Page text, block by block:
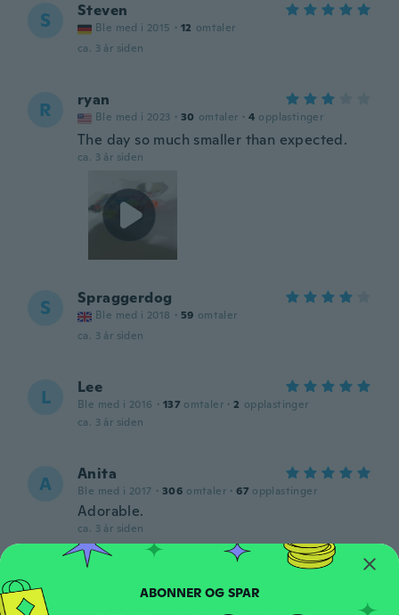
S Steven
Ble med i 2015 · 12 omtaler
ca. 3 år siden
R ryan
Ble med i 2023 · 30 omtaler · 4 opplastinger
The day so much smaller than expected.
ca. 3 år siden
S Spraggerdog
Ble med i 2018 · 59 omtaler
ca. 3 år siden
L Lee
Ble med i 2016 · 137 omtaler · 2 opplastinger
ca. 3 år siden
A Anita
Ble med i 2017 · 306 omtaler · 67 opplastinger
Adorable.
ca. 3 år siden
M Ble med i 2021 · 13 omtaler